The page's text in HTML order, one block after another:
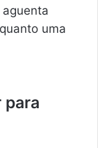
uma
para